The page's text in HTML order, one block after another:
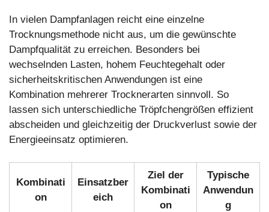
In vielen Dampfanlagen reicht eine einzelne
Trocknungsmethode nicht aus, um die gewünschte
Dampfqualität zu erreichen. Besonders bei
wechselnden Lasten, hohem Feuchtegehalt oder
sicherheitskritischen Anwendungen ist eine
Kombination mehrerer Trocknerarten sinnvoll. So
lassen sich unterschiedliche Tröpfchengrößen effizient
abscheiden und gleichzeitig der Druckverlust sowie der
Energieeinsatz optimieren.
Kombinati
on
Einsatzber
eich
Ziel der
Kombinati
on
Typische
Anwendun
g